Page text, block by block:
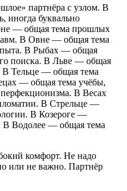
партнёра с узлом. В
иногда буквально
— общая тема прошлых
В Овне — общая тема
В Рыбах — общая
поиска. В Льве — общая
В Тельце — общая тема
— общая тема учёбы,
В Весах
В Стрельце —
В Козероге —
В Водолее — общая тема
комфорт. Не надо
или не важно. Партнёр